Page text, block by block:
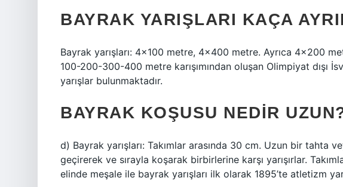
BAYRAK YARIŞLARI KAÇA
Bayrak yarışları: 4×100 metre, 4×400 metre. Ayrıca 4×200
100-200-300-400 metre karışımından oluşan Olimpiyat dışı
yarışlar bulunmaktadır.
BAYRAK KOŞUSU NEDIR
d) Bayrak yarışları: Takımlar arasında 30 cm. Uzun bir tahta
geçirerek ve sırayla koşarak birbirlerine karşı yarışırlar.
elinde meşale ile bayrak yarışları ilk olarak 1895’te atletizm